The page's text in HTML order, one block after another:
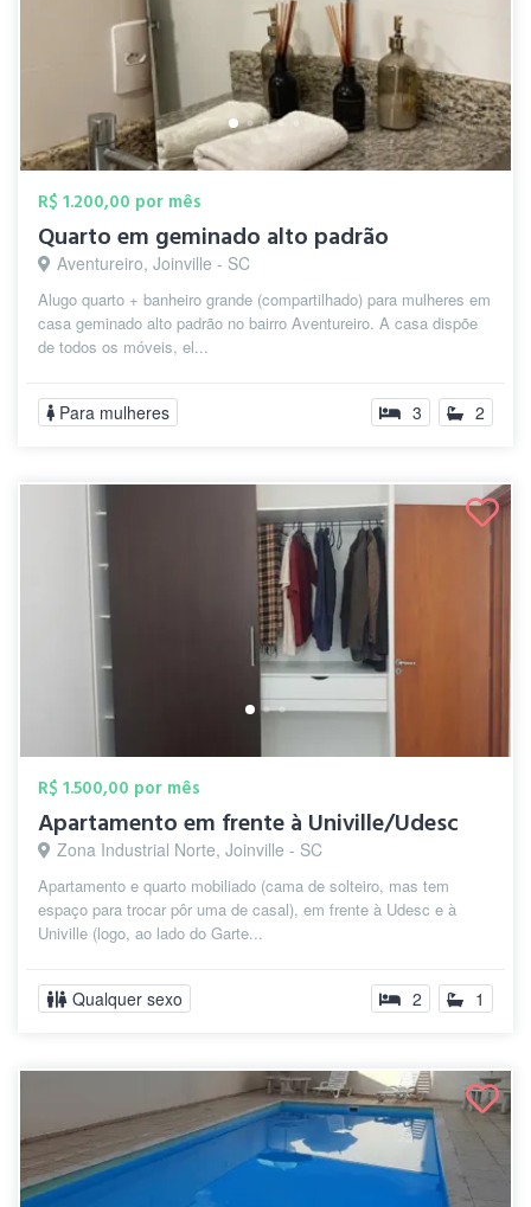
R$ 1.200,00 por mês
Quarto em geminado alto padrão
Aventureiro, Joinville - SC
Alugo quarto + banheiro grande (compartilhado) para mulheres em
casa geminado alto padrão no bairro Aventureiro. A casa dispõe
de todos os móveis, el...
Para mulheres 3 2
R$ 1.500,00 por mês
Apartamento em frente à Univille/Udesc
Zona Industrial Norte, Joinville - SC
Apartamento e quarto mobiliado (cama de solteiro, mas tem
espaço para trocar pôr uma de casal), em frente à Udesc e à
Univille (logo, ao lado do Garte...
Qualquer sexo 2 1